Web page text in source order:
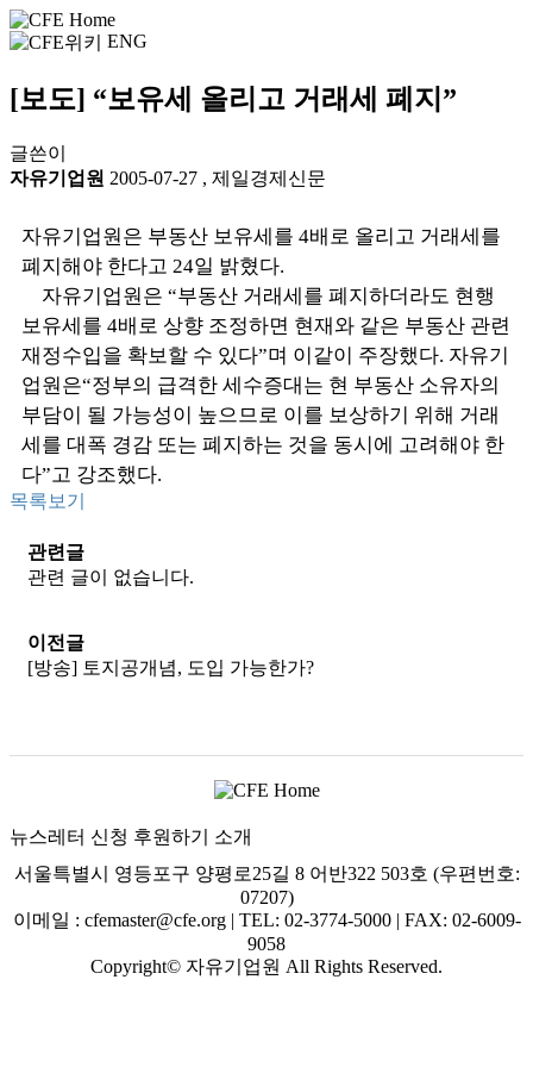
ENG
[보도] “보유세 올리고 거래세 폐지”
글쓴이
자유기업원 2005-07-27 , 제일경제신문
자유기업원은 부동산 보유세를 4배로 올리고 거래세를
폐지해야 한다고 24일 밝혔다.
자유기업원은 “부동산 거래세를 폐지하더라도 현행
보유세를 4배로 상향 조정하면 현재와 같은 부동산 관련
재정수입을 확보할 수 있다”며 이같이 주장했다. 자유기
업원은“정부의 급격한 세수증대는 현 부동산 소유자의
부담이 될 가능성이 높으므로 이를 보상하기 위해 거래
세를 대폭 경감 또는 폐지하는 것을 동시에 고려해야 한
다”고 강조했다.
목록보기
관련글
관련 글이 없습니다.
이전글
[방송] 토지공개념, 도입 가능한가?
뉴스레터 신청 후원하기
소개
서울특별시 영등포구 양평로25길 8 어반322 503호 (우편번호:
07207)
이메일 : cfemaster@cfe.org | TEL: 02-3774-5000 | FAX: 02-6009-
9058
Copyright© 자유기업원 All Rights Reserved.